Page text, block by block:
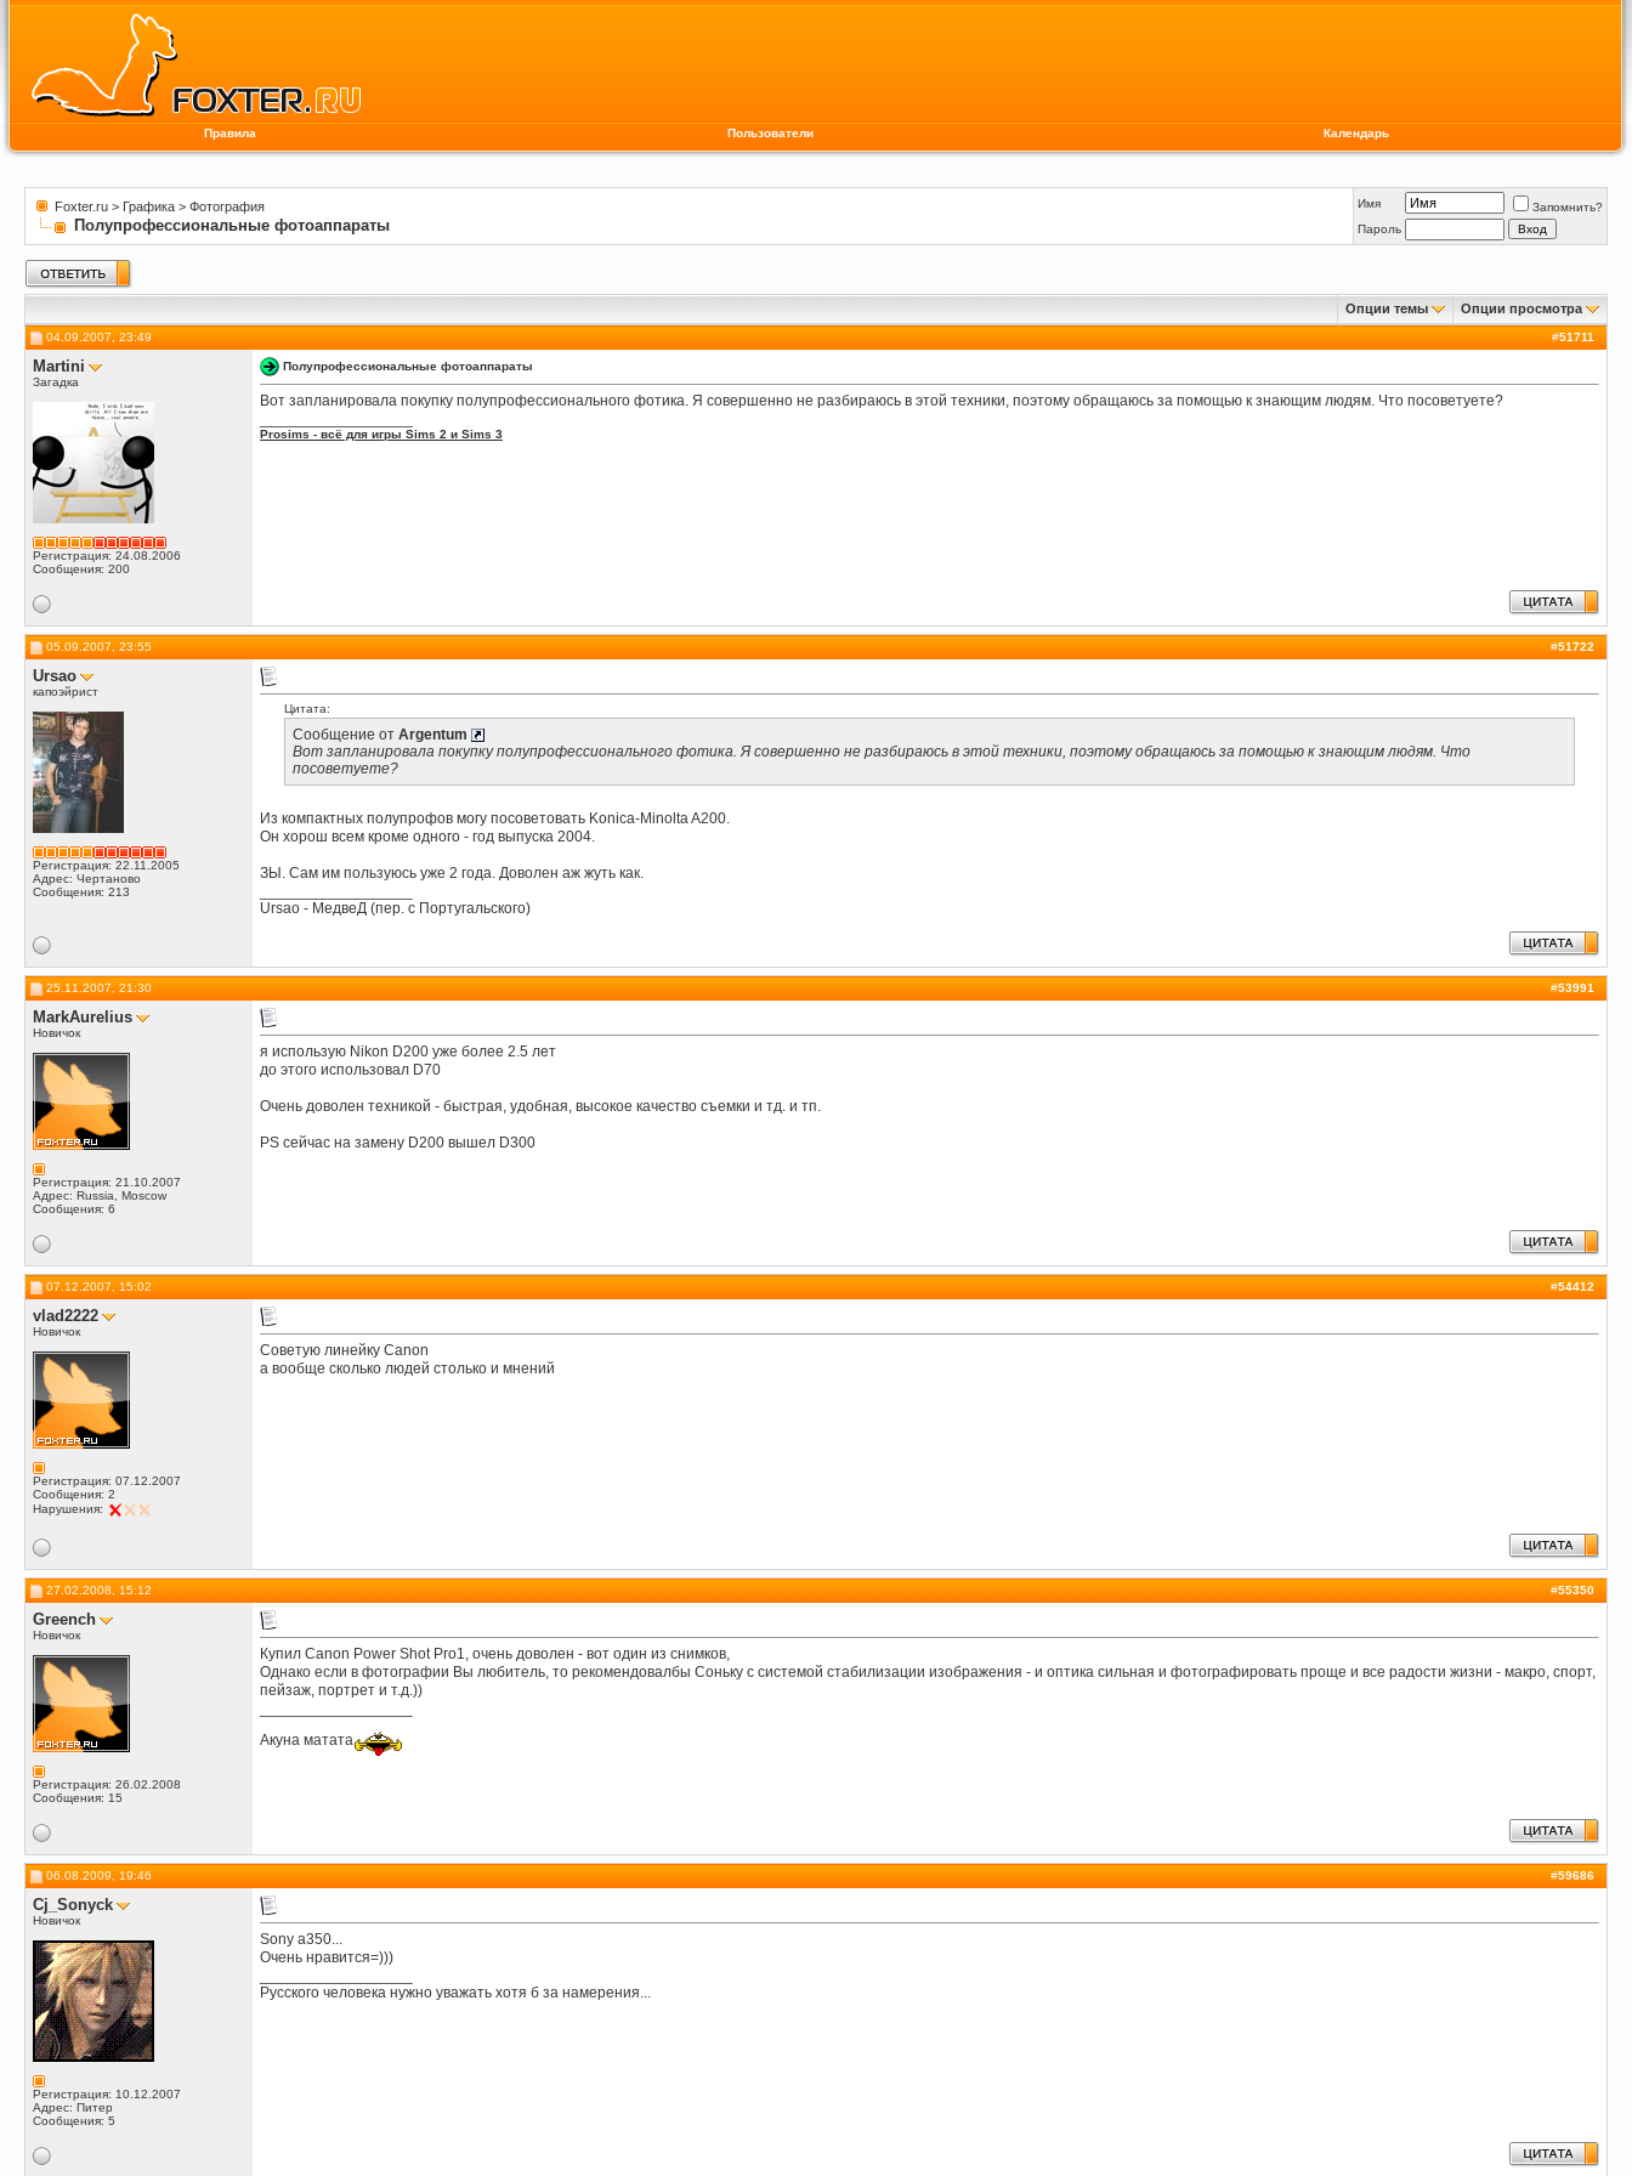
Правила Пользователи Календарь
Foxter.ru > Графика > Фотография
Полупрофессиональные фотоаппараты
Имя
Запомнить?
Пароль
Опции темы Опции просмотра
04.09.2007, 23:49 #51711
Martini
Загадка
Регистрация: 24.08.2006
Сообщения: 200
Полупрофессиональные фотоаппараты
Вот запланировала покупку полупрофессионального фотика. Я совершенно не разбираюсь в этой техники, поэтому обращаюсь за помощью к знающим людям. Что посоветуете?
Prosims - всё для игры Sims 2 и Sims 3
05.09.2007, 23:55 #51722
Ursao
капоэйрист
Регистрация: 22.11.2005
Адрес: Чертаново
Сообщения: 213
Цитата:
Сообщение от Argentum
Вот запланировала покупку полупрофессионального фотика. Я совершенно не разбираюсь в этой техники, поэтому обращаюсь за помощью к знающим людям. Что
посоветуете?
Из компактных полупрофов могу посоветовать Konica-Minolta A200.
Он хорош всем кроме одного - год выпуска 2004.
ЗЫ. Сам им пользуюсь уже 2 года. Доволен аж жуть как.
Ursao - МедвеД (пер. с Португальского)
25.11.2007, 21:30 #53991
MarkAurelius
Новичок
Регистрация: 21.10.2007
Адрес: Russia, Moscow
Сообщения: 6
я использую Nikon D200 уже более 2.5 лет
до этого использовал D70
Очень доволен техникой - быстрая, удобная, высокое качество съемки и тд. и тп.
PS сейчас на замену D200 вышел D300
07.12.2007, 15:02 #54412
vlad2222
Новичок
Регистрация: 07.12.2007
Сообщения: 2
Нарушения:
Советую линейку Canon
а вообще сколько людей столько и мнений
27.02.2008, 15:12 #55350
Greench
Новичок
Регистрация: 26.02.2008
Сообщения: 15
Купил Canon Power Shot Pro1, очень доволен - вот один из снимков,
Однако если в фотографии Вы любитель, то рекомендовалбы Соньку с системой стабилизации изображения - и оптика сильная и фотографировать проще и все радости жизни - макро, спорт,
пейзаж, портрет и т.д.))
Акуна матата
06.08.2009, 19:46 #59686
Cj_Sonyck
Новичок
Регистрация: 10.12.2007
Адрес: Питер
Сообщения: 5
Sony a350...
Очень нравится=)))
Русского человека нужно уважать хотя б за намерения...